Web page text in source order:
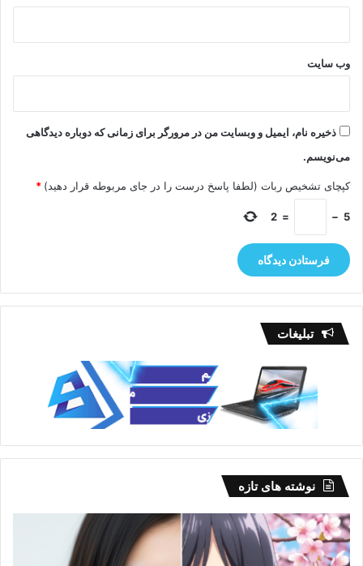
وب‌ سایت
ذخیره نام، ایمیل و وبسایت من در مرورگر برای زمانی که دوباره دیدگاهی
می‌نویسم.
کپچای تشخیص ربات (لطفا پاسخ درست را در جای مربوطه قرار دهید) *
5
−
=
2
تبلیغات
نوشته های تازه